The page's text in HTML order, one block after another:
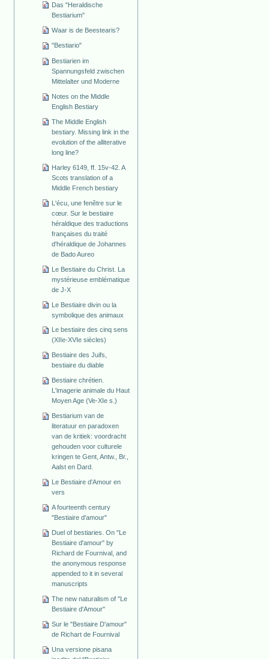
Das "Heraldische
Bestiarium"
Waar is de Beestearis?
"Bestiario"
Bestiarien im
Spannungsfeld zwischen
Mittelalter und Moderne
Notes on the Middle
English Bestiary
The Middle English
bestiary. Missing link in the
evolution of the alliterative
long line?
Harley 6149, ff. 15v-42. A
Scots translation of a
Middle French bestiary
L'écu, une fenêtre sur le
cœur. Sur le bestiaire
héraldique des traductions
françaises du traité
d'héraldique de Johannes
de Bado Aureo
Le Bestiaire du Christ. La
mystérieuse emblématique
de J-X
Le Bestiaire divin ou la
symbolique des animaux
Le bestiaire des cinq sens
(XIIe-XVIe siècles)
Bestiaire des Juifs,
bestiaire du diable
Bestiaire chrétien.
L'imagerie animale du Haut
Moyen Age (Ve-XIe s.)
Bestiarium van de
literatuur en paradoxen
van de kritiek: voordracht
gehouden voor culturele
kringen te Gent, Antw., Br.,
Aalst en Dard.
Le Bestiaire d'Amour en
vers
A fourteenth century
"Bestiaire d'amour"
Duel of bestiaries. On "Le
Bestiaire d'amour" by
Richard de Fournival, and
the anonymous response
appended to it in several
manuscripts
The new naturalism of "Le
Bestiaire d'Amour"
Sur le "Bestiaire D'amour"
de Richart de Fournival
Una versione pisana